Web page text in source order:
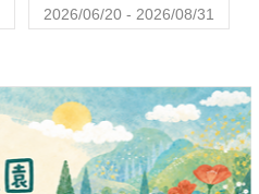
2026/06/20 - 2026/08/31